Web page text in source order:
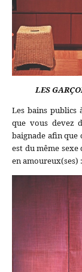
LES
Les bains publics
que vous devez
baignade afin
est du même
en amoureux(ses)